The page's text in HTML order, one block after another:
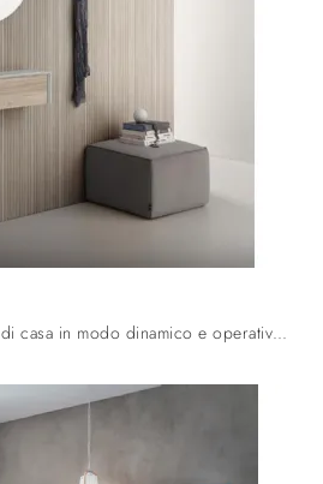
Vuoi ultimare l'ingresso di casa in modo dinamico e operativo? Scopri il modello Lego di La Primavera in melaminico!